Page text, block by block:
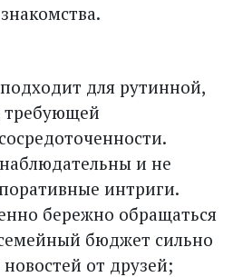
для рутинной,
требующей
и не
интриги.
бережно обращаться
бюджет сильно
от друзей;